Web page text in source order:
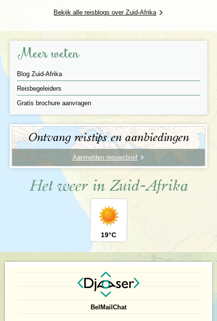
Bekijk alle reisblogs over Zuid-Afrika
Meer weten
Blog Zuid-Afrika
Reisbegeleiders
Gratis brochure aanvragen
Ontvang reistips en aanbiedingen
Aanmelden nieuwsbrief
Het weer in Zuid-Afrika
19°C
Bel Mail Chat